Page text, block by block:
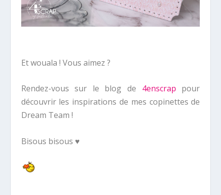
Et wouala ! Vous aimez ?
Rendez-vous sur le blog de 4enscrap pour
découvrir les inspirations de mes copinettes de
Dream Team !
Bisous bisous ♥